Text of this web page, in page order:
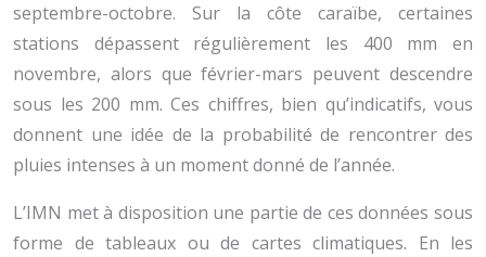
septembre-octobre. Sur la côte caraïbe, certaines
stations dépassent régulièrement les 400 mm en
novembre, alors que février-mars peuvent descendre
sous les 200 mm. Ces chiffres, bien qu’indicatifs, vous
donnent une idée de la probabilité de rencontrer des
pluies intenses à un moment donné de l’année.
L’IMN met à disposition une partie de ces données sous
forme de tableaux ou de cartes climatiques. En les